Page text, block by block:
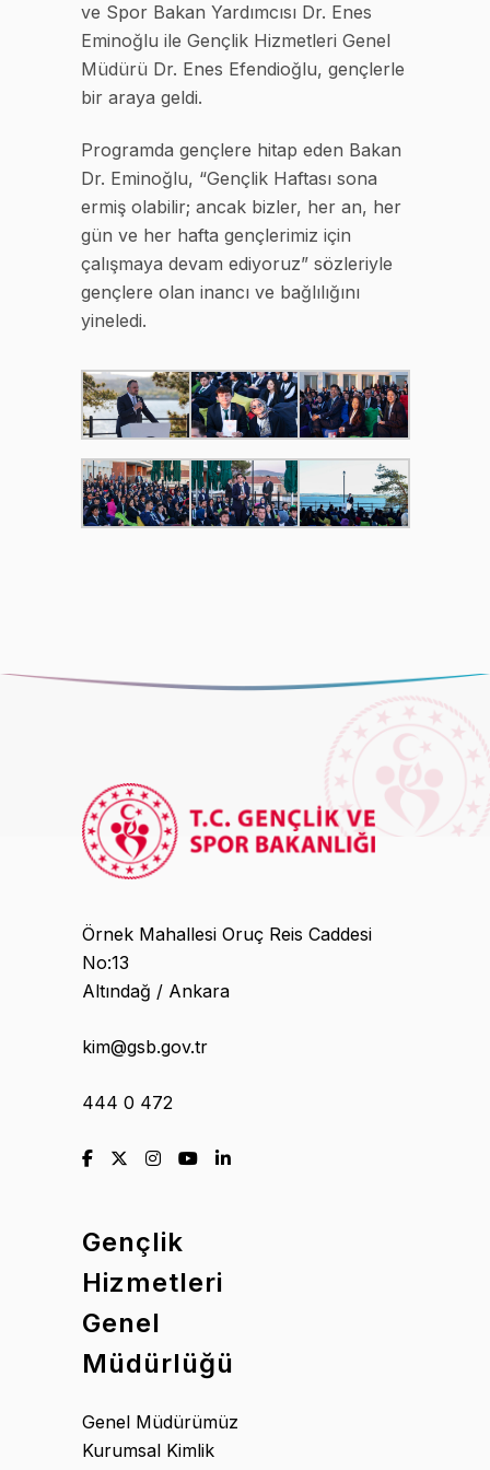
ve Spor Bakan Yardımcısı Dr. Enes
Eminoğlu ile Gençlik Hizmetleri Genel
Müdürü Dr. Enes Efendioğlu, gençlerle
bir araya geldi.
Programda gençlere hitap eden Bakan
Dr. Eminoğlu, “Gençlik Haftası sona
ermiş olabilir; ancak bizler, her an, her
gün ve her hafta gençlerimiz için
çalışmaya devam ediyoruz” sözleriyle
gençlere olan inancı ve bağlılığını
yineledi.
Örnek Mahallesi Oruç Reis Caddesi
No:13
Altındağ / Ankara
kim@gsb.gov.tr
444 0 472
Gençlik
Hizmetleri
Genel
Müdürlüğü
Genel Müdürümüz
Kurumsal Kimlik